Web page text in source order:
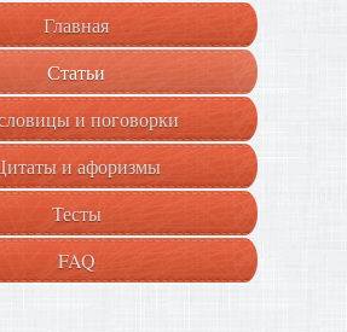
Главная
Статьи
и поговорки
и афоризмы
Тесты
FAQ